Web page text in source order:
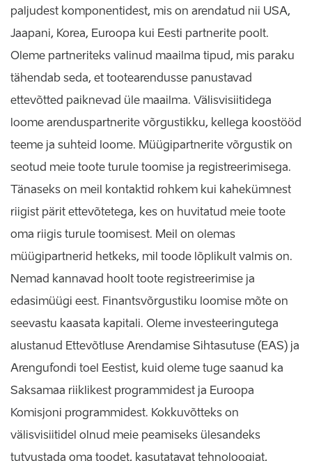
paljudest komponentidest, mis on arendatud nii USA,
Jaapani, Korea, Euroopa kui Eesti partnerite poolt.
Oleme partneriteks valinud maailma tipud, mis paraku
tähendab seda, et tootearendusse panustavad
ettevõtted paiknevad üle maailma. Välisvisiitidega
loome arenduspartnerite võrgustikku, kellega koostööd
teeme ja suhteid loome. Müügipartnerite võrgustik on
seotud meie toote turule toomise ja registreerimisega.
Tänaseks on meil kontaktid rohkem kui kahekümnest
riigist pärit ettevõtetega, kes on huvitatud meie toote
oma riigis turule toomisest. Meil on olemas
müügipartnerid hetkeks, mil toode lõplikult valmis on.
Nemad kannavad hoolt toote registreerimise ja
edasimüügi eest. Finantsvõrgustiku loomise mõte on
seevastu kaasata kapitali. Oleme investeeringutega
alustanud Ettevõtluse Arendamise Sihtasutuse (EAS) ja
Arengufondi toel Eestist, kuid oleme tuge saanud ka
Saksamaa riiklikest programmidest ja Euroopa
Komisjoni programmidest. Kokkuvõtteks on
välisvisiitidel olnud meie peamiseks ülesandeks
tutvustada oma toodet, kasutatavat tehnoloogiat,